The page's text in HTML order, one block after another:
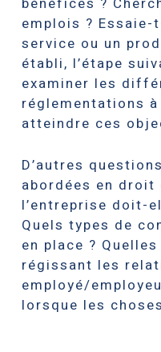
emplois ?
service ou un
établi, l’étape
examiner les
réglementations
atteindre ces
D’autres
abordées en
l’entreprise doit-
Quels types de
en place ?
régissant les
employé/
lorsque les